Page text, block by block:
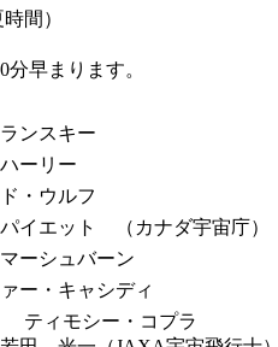
間）
早まります。
ンスキー
ーリー
・ウルフ
イエット （カナダ宇宙庁）
ーシュバーン
ー・キャシディ
ティモシー・コプラ